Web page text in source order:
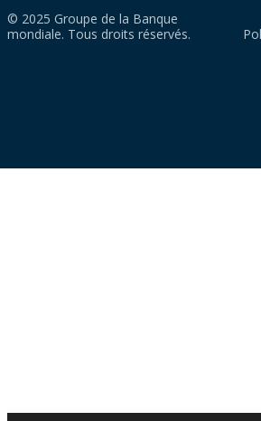
© 2025 Groupe de la Banque
mondiale. Tous droits réservés.